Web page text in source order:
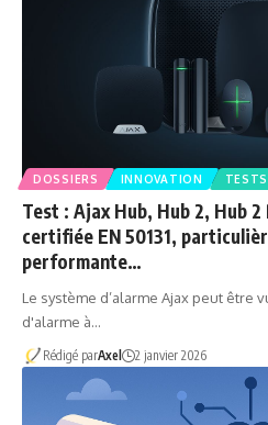
DOSSIERS INNOVATION TESTS
Test : Ajax Hub, Hub 2, Hub
certifiée EN 50131,
performante…
Le système d’alarme Ajax peut être
d'alarme à…
Rédigé parAxel 2 janvier 2026